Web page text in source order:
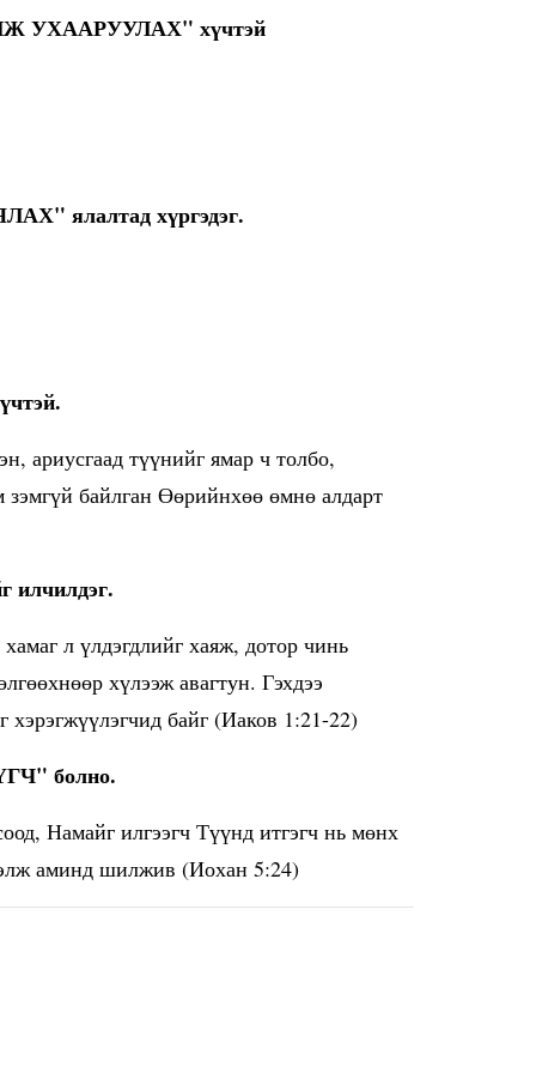
УХААРУУЛАХ" хүчтэй
ялалтад хүргэдэг.
ариусгаад түүнийг ямар ч толбо,
байлган Өөрийнхөө өмнө алдарт
л үлдэгдлийг хаяж, дотор чинь
хүлээж авагтун. Гэхдээ
хэрэгжүүлэгчид байг (Иаков 1:21-22)
болно.
Намайг илгээгч Түүнд итгэгч нь мөнх
аминд шилжив (Иохан 5:24)